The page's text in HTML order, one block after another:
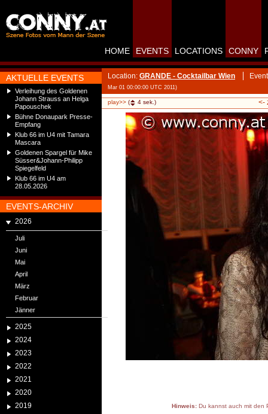
AKTUELLE EVENTS
Verleihung des Goldenen
Johann Strauss an Helga
Papouschek
Bühne Donaupark Presse-
Empfang
Klub 66 im U4 mit Tamara
Mascara
Goldenen Spargel für Mike
Süsser&Johann-Philipp
Spiegelfeld
Klub 66 im U4 am
28.05.2026
EVENTS-ARCHIV
2026
Juli
Juni
Mai
April
März
Februar
Jänner
2025
2024
2023
2022
2021
2020
2019
HOME EVENTS LOCATIONS CONNY
Location: GRANDE - Cocktailbar Wien
Mar 01 00:00:00 UTC 2011)
play>> ( 4 sek.) <-
Hinweis:Du kannst auch mit den